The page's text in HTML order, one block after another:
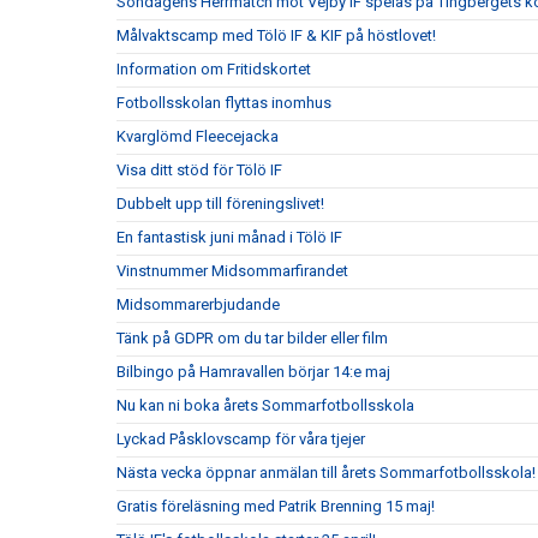
Målvaktscamp med Tölö IF & KIF på höstlovet!
Information om Fritidskortet
Fotbollsskolan flyttas inomhus
Kvarglömd Fleecejacka
Visa ditt stöd för Tölö IF
Dubbelt upp till föreningslivet!
En fantastisk juni månad i Tölö IF
Vinstnummer Midsommarfirandet
Midsommarerbjudande
Tänk på GDPR om du tar bilder eller film
Bilbingo på Hamravallen börjar 14:e maj
Nu kan ni boka årets Sommarfotbollsskola
Lyckad Påsklovscamp för våra tjejer
Nästa vecka öppnar anmälan till årets Sommarfotbollsskola!
Gratis föreläsning med Patrik Brenning 15 maj!